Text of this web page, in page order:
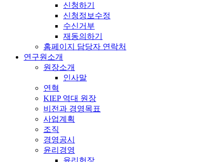
신청하기
신청정보수정
수신거부
재동의하기
홈페이지 담당자 연락처
연구원소개
원장소개
인사말
연혁
KIEP 역대 원장
비전과 경영목표
사업계획
조직
경영공시
윤리경영
윤리헌장